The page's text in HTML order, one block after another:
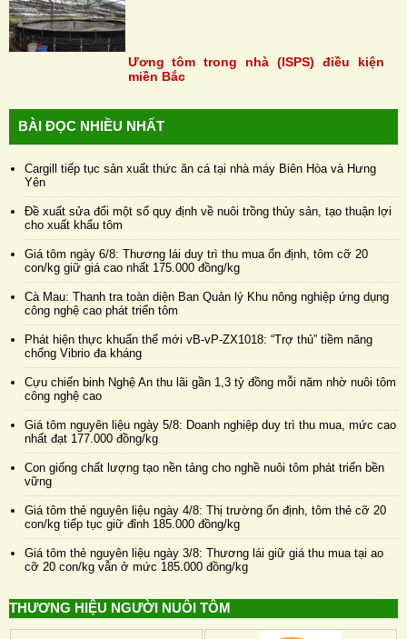
Ương tôm trong nhà (ISPS) điều kiện
miền Bắc
BÀI ĐỌC NHIỀU NHẤT
Cargill tiếp tục sản xuất thức ăn cá tại nhà máy Biên Hòa và Hưng
Yên
Đề xuất sửa đổi một số quy định về nuôi trồng thủy sản, tạo thuận lợi
cho xuất khẩu tôm
Giá tôm ngày 6/8: Thương lái duy trì thu mua ổn định, tôm cỡ 20
con/kg giữ giá cao nhất 175.000 đồng/kg
Cà Mau: Thanh tra toàn diện Ban Quản lý Khu nông nghiệp ứng dụng
công nghệ cao phát triển tôm
Phát hiện thực khuẩn thể mới vB-vP-ZX1018: “Trợ thủ” tiềm năng
chống Vibrio đa kháng
Cựu chiến binh Nghệ An thu lãi gần 1,3 tỷ đồng mỗi năm nhờ nuôi tôm
công nghệ cao
Giá tôm nguyên liệu ngày 5/8: Doanh nghiệp duy trì thu mua, mức cao
nhất đạt 177.000 đồng/kg
Con giống chất lượng tạo nền tảng cho nghề nuôi tôm phát triển bền
vững
Giá tôm thẻ nguyên liệu ngày 4/8: Thị trường ổn định, tôm thẻ cỡ 20
con/kg tiếp tục giữ đỉnh 185.000 đồng/kg
Giá tôm thẻ nguyên liệu ngày 3/8: Thương lái giữ giá thu mua tại ao
cỡ 20 con/kg vẫn ở mức 185.000 đồng/kg
THƯƠNG HIỆU NGƯỜI NUÔI TÔM